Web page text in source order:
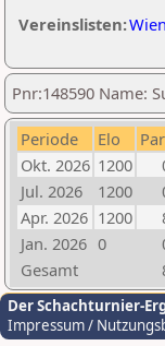
Vereinslisten:Wien
Pnr:148590 Name:
Periode Elo
Okt. 2026 1200
Jul. 2026
1200
Apr. 2026 1200
Jan. 2026 0
Gesamt
Der Schachturnier-
Impressum /